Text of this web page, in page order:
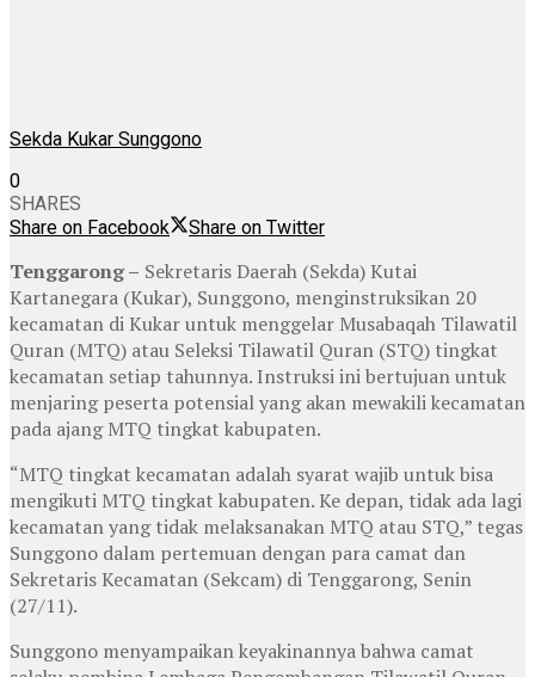
Sekda Kukar Sunggono
0
SHARES
Share on Facebook
Share on Twitter
Tenggarong – Sekretaris Daerah (Sekda) Kutai
Kartanegara (Kukar), Sunggono, menginstruksikan 20
kecamatan di Kukar untuk menggelar Musabaqah Tilawatil
Quran (MTQ) atau Seleksi Tilawatil Quran (STQ) tingkat
kecamatan setiap tahunnya. Instruksi ini bertujuan untuk
menjaring peserta potensial yang akan mewakili kecamatan
pada ajang MTQ tingkat kabupaten.
“MTQ tingkat kecamatan adalah syarat wajib untuk bisa
mengikuti MTQ tingkat kabupaten. Ke depan, tidak ada lagi
kecamatan yang tidak melaksanakan MTQ atau STQ,” tegas
Sunggono dalam pertemuan dengan para camat dan
Sekretaris Kecamatan (Sekcam) di Tenggarong, Senin
(27/11).
Sunggono menyampaikan keyakinannya bahwa camat